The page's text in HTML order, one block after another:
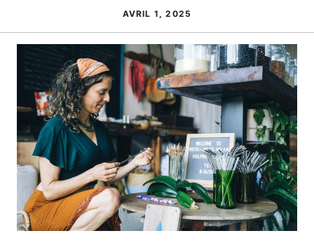
AVRIL 1, 2025